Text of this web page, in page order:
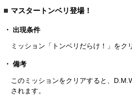
マスタートンベリ登場！
出現条件
ミッション「トンベリだらけ！」をク
備考
このミッションをクリアすると、
されます。